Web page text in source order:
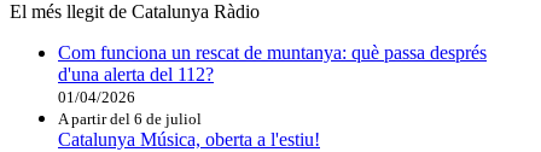
El més llegit de Catalunya Ràdio
Com funciona un rescat de muntanya: què passa després
d'una alerta del 112?
01/04/2026
A partir del 6 de juliol
Catalunya Música, oberta a l'estiu!